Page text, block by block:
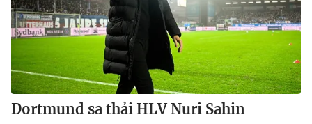
Dortmund sa thải HLV Nuri Sahin